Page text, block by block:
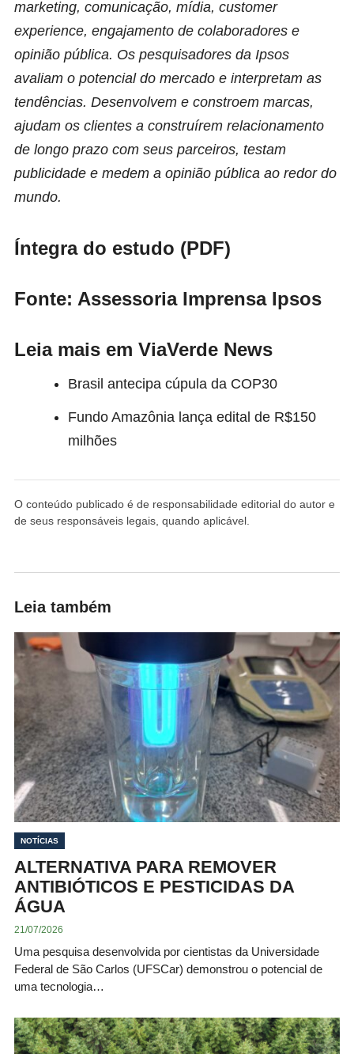
marketing, comunicação, mídia, customer
experience, engajamento de colaboradores e
opinião pública. Os pesquisadores da Ipsos
avaliam o potencial do mercado e interpretam as
tendências. Desenvolvem e constroem marcas,
ajudam os clientes a construírem relacionamento
de longo prazo com seus parceiros, testam
publicidade e medem a opinião pública ao redor do
mundo.
Íntegra do estudo (PDF)
Fonte: Assessoria Imprensa Ipsos
Leia mais em ViaVerde News
Brasil antecipa cúpula da COP30
Fundo Amazônia lança edital de R$150
milhões
O conteúdo publicado é de responsabilidade editorial do autor e
de seus responsáveis legais, quando aplicável.
Leia também
NOTÍCIAS
ALTERNATIVA PARA REMOVER
ANTIBIÓTICOS E PESTICIDAS DA
ÁGUA
21/07/2026
Uma pesquisa desenvolvida por cientistas da Universidade
Federal de São Carlos (UFSCar) demonstrou o potencial de
uma tecnologia…